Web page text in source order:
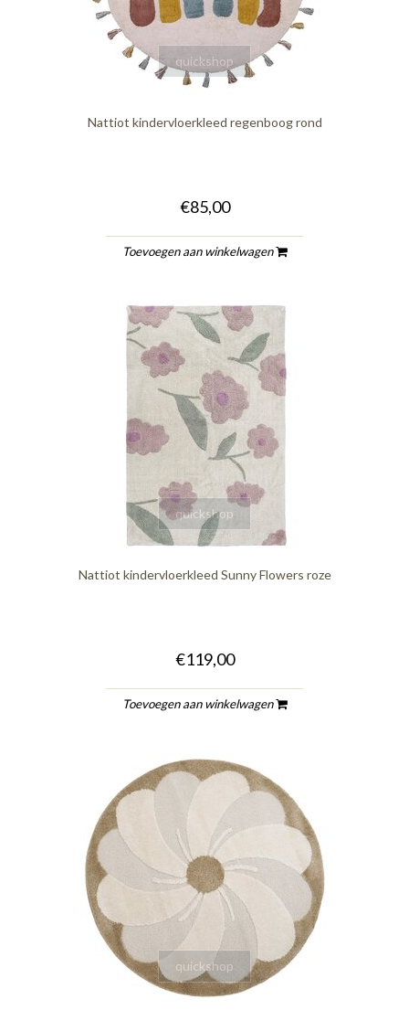
quickshop
Nattiot kindervloerkleed regenboog rond
€85,00
Toevoegen aan winkelwagen
quickshop
Nattiot kindervloerkleed Sunny Flowers roze
€119,00
Toevoegen aan winkelwagen
quickshop